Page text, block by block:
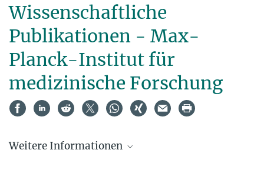
Wissenschaftliche
Publikationen - Max-
Planck-Institut für
medizinische Forschung
Weitere Informationen